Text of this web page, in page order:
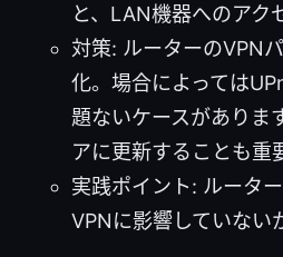
と、LAN機器へのアク
対策: ルーターのVPN
化。場合によっては
題ないケースがありま
アに更新することも重
実践ポイント: ルータ
VPNに影響していない